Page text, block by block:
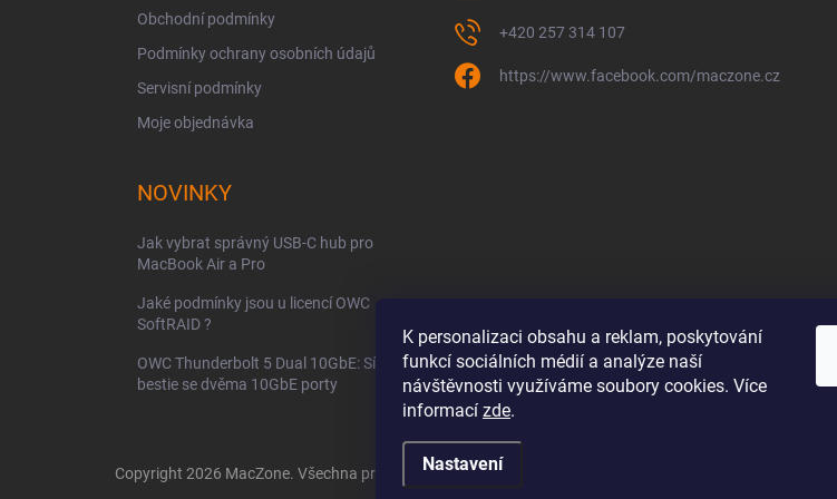
K personalizaci obsahu a reklam, poskytování
funkcí sociálních médií a analýze naší
návštěvnosti využíváme soubory cookies. Více
informací zde.
Nastavení
Obchodní podmínky
Podmínky ochrany osobních údajů
Servisní podmínky
Moje objednávka
+420 257 314 107
https://www.facebook.com/maczone.cz
NOVINKY
Jak vybrat správný USB-C hub pro
MacBook Air a Pro
Jaké podmínky jsou u licencí OWC
SoftRAID ?
OWC Thunderbolt 5 Dual 10GbE: Síťová
bestie se dvěma 10GbE porty
Copyright 2026 MacZone. Všechna práva vyhrazena.Upravit nastavení cookies